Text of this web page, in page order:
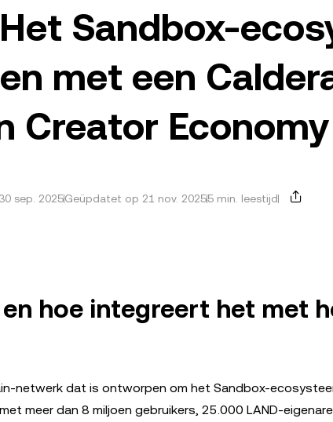
Sandbox-
met een
Creator Economy
30 sep. 2025Geüpdatet op 21 nov. 20255 min. leestijd
hoe integreert het met
netwerk dat is ontworpen om het Sandbox-
meer dan 8 miljoen gebruikers, 25.000 LAND-